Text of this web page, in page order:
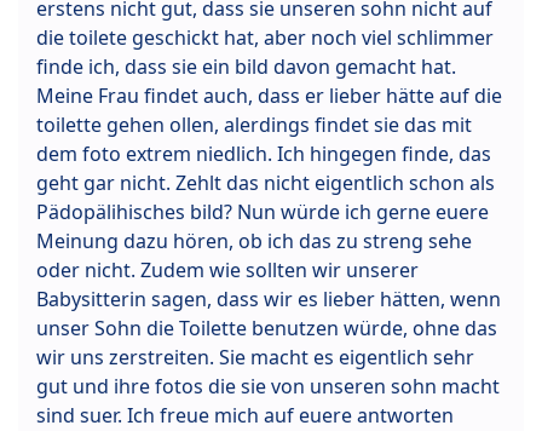
erstens nicht gut, dass sie unseren sohn nicht auf
die toilete geschickt hat, aber noch viel schlimmer
finde ich, dass sie ein bild davon gemacht hat.
Meine Frau findet auch, dass er lieber hätte auf die
toilette gehen ollen, alerdings findet sie das mit
dem foto extrem niedlich. Ich hingegen finde, das
geht gar nicht. Zehlt das nicht eigentlich schon als
Pädopälihisches bild? Nun würde ich gerne euere
Meinung dazu hören, ob ich das zu streng sehe
oder nicht. Zudem wie sollten wir unserer
Babysitterin sagen, dass wir es lieber hätten, wenn
unser Sohn die Toilette benutzen würde, ohne das
wir uns zerstreiten. Sie macht es eigentlich sehr
gut und ihre fotos die sie von unseren sohn macht
sind suer. Ich freue mich auf euere antworten